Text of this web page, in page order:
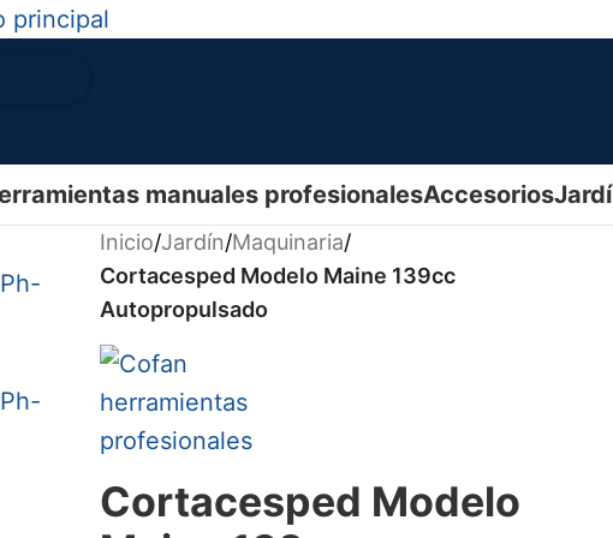
principal
manuales profesionalesAccesorios
Inicio/Jardín/Maquinaria/
Cortacesped Modelo Maine 139cc
Autopropulsado
Cortacesped Modelo